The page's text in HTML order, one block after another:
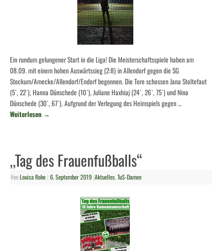
Ein rundum gelungener Start in die Liga! Die Meisterschaftsspiele haben am
08.09. mit einem hohen Auswärtssieg (2:8) in Allendorf gegen die SG
Stockum/Amecke/Allendorf/Endorf begonnen. Die Tore schossen Jana Stoltefaut
(5`, 22`), Hanna Dünschede (10`), Juliane Haxhiaj (24`, 26`, 75`) und Nina
Dünschede (30`, 67`). Aufgrund der Verlegung des Heimspiels gegen …
Weiterlesen →
,,Tag des Frauenfußballs“
VonLouisa Rohe | 6. September 2019 |Aktuelles,TuS-Damen